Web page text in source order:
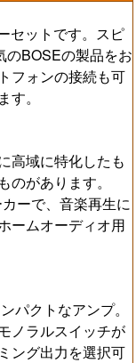
セットです。スピ
のBOSEの製品をお
フォンの接続も可
。
高域に特化したも
があります。
ーで、音楽再生に
ームオーディオ用
パクトなアンプ。
ノラルスイッチが
ング出力を選択可